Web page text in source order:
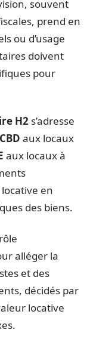
souvent
prend en
ou d’usage
doivent
pour
H2 s’adresse
aux locaux
aux locaux à
en
des biens.
alléger la
et des
décidés par
locative